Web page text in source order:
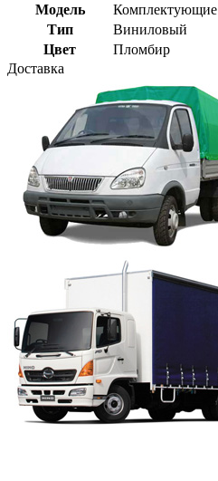
Модель
Комплектующие
Тип
Виниловый
Цвет
Пломбир
Доставка